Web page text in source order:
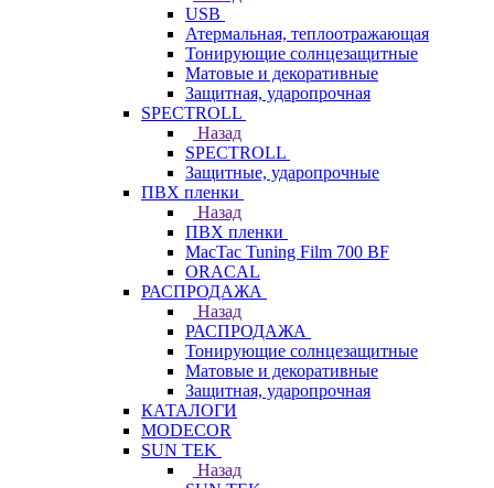
USB
Атермальная, теплоотражающая
Тонирующие солнцезащитные
Матовые и декоративные
Защитная, ударопрочная
SPECTROLL
Назад
SPECTROLL
Защитные, ударопрочные
ПВХ пленки
Назад
ПВХ пленки
MacTac Tuning Film 700 BF
ORACAL
РАСПРОДАЖА
Назад
РАСПРОДАЖА
Тонирующие солнцезащитные
Матовые и декоративные
Защитная, ударопрочная
КАТАЛОГИ
MODECOR
SUN TEK
Назад